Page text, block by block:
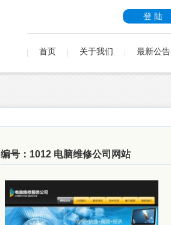
登 陆
首页 关于我们 最新公告
编号：1012 电脑维修公司网站